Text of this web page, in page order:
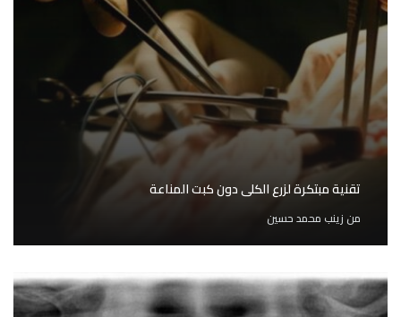
تقنية مبتكرة لزرع الكلى دون كبت المناعة
من زينب محمد حسين